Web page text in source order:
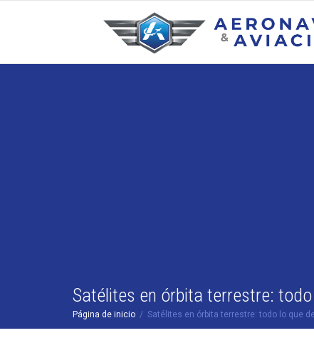
Satélites en órbita terrestre:
Página de inicio Satélites en órbita terrestre: todo lo que